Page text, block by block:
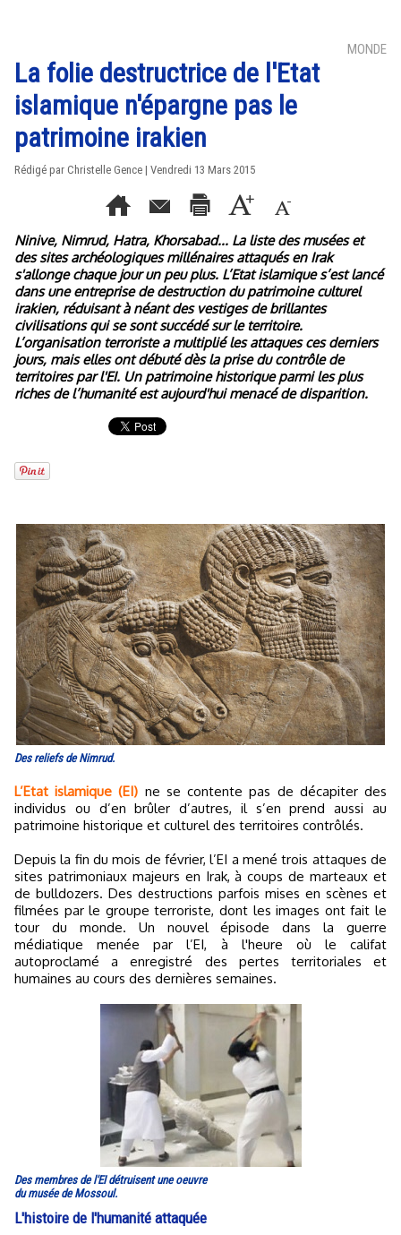
MONDE
La folie destructrice de l'Etat
islamique n'épargne pas le
patrimoine irakien
Rédigé par Christelle Gence | Vendredi 13 Mars 2015
Ninive, Nimrud, Hatra, Khorsabad... La liste des musées et
des sites archéologiques millénaires attaqués en Irak
s'allonge chaque jour un peu plus. L’Etat islamique s’est lancé
dans une entreprise de destruction du patrimoine culturel
irakien, réduisant à néant des vestiges de brillantes
civilisations qui se sont succédé sur le territoire.
L’organisation terroriste a multiplié les attaques ces derniers
jours, mais elles ont débuté dès la prise du contrôle de
territoires par l'EI. Un patrimoine historique parmi les plus
riches de l’humanité est aujourd'hui menacé de disparition.
Des reliefs de Nimrud.
L’Etat islamique (EI) ne se contente pas de décapiter des
individus ou d’en brûler d’autres, il s’en prend aussi au
patrimoine historique et culturel des territoires contrôlés.
Depuis la fin du mois de février, l’EI a mené trois attaques de
sites patrimoniaux majeurs en Irak, à coups de marteaux et
de bulldozers. Des destructions parfois mises en scènes et
filmées par le groupe terroriste, dont les images ont fait le
tour du monde. Un nouvel épisode dans la guerre
médiatique menée par l’EI, à l'heure où le califat
autoproclamé a enregistré des pertes territoriales et
humaines au cours des dernières semaines.
Des membres de l'EI détruisent une oeuvre
du musée de Mossoul.
L'histoire de l'humanité attaquée